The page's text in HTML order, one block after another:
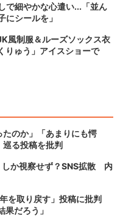
で細やかな心遣い...「並ん
にシールを」
風制服＆ルーズソックス衣
ゅう」アイスショーで
のか」「あまりにも愕
る投稿を批判
しか視察せず？SNS拡散 内
を取り戻す」投稿に批判
だろう」